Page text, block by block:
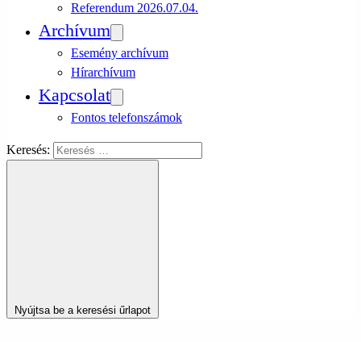
Referendum 2026.07.04.
Archívum
Esemény archívum
Hírarchívum
Kapcsolat
Fontos telefonszámok
Keresés:
Nyújtsa be a keresési űrlapot